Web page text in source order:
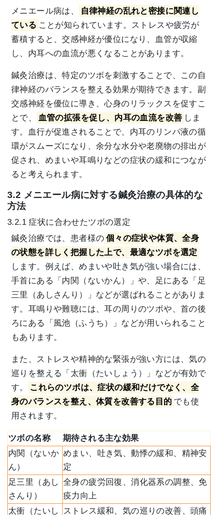
メニエール病は、
自律神経の乱れと密接に関連し
ている ことが知られています。ストレスや疲労が
蓄積すると、交感神経が優位になり、血管が収縮
し、内耳への血流が悪くなることがあります。
鍼灸治療は、特定のツボを刺激することで、この自
律神経のバランスを整える効果が期待できます。副
交感神経を優位に導き、心身のリラックスを促すこ
とで、
血管の拡張を促し、内耳の血流を改善 しま
す。血行が促進されることで、内耳のリンパ液の循
環がスムーズになり、余分な水分や老廃物の排出が
促され、めまいや耳鳴りなどの症状の緩和につなが
ると考えられます。
3.2 メニエール病に対する鍼灸治療の具体的な
方法
3.2.1 症状に合わせたツボの選定
鍼灸治療では、患者様の 個々の症状や体質、全身
の状態を詳しく把握した上で、最適なツボを選定
します。例えば、めまいや吐き気が強い場合には、
手首にある「内関（ないかん）」や、足にある「足
三里（あしさんり）」などが選ばれることがありま
す。耳鳴りや難聴には、耳の周りのツボや、首の後
ろにある「風池（ふうち）」などが用いられること
もあります。
また、ストレスや精神的な緊張が強い方には、気の
巡りを整える「太衝（たいしょう）」などが有効で
す。
これらのツボは、症状の緩和だけでなく、全
身のバランスを整え、体質を改善する目的 でも使
用されます。
ツボの名称
期待される主な効果
内関（ないか
ん）
めまい、吐き気、動悸の緩和、精神安
定
足三里（あし
さんり）
全身の疲労回復、消化器系の調整、免
疫力向上
太衝（たいし
ストレス緩和、気の巡りの改善、頭痛